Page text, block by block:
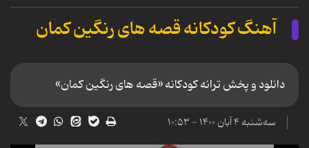
آهنگ کودکانه قصه های رنگین کمان
دانلود و پخش ترانه کودکانه «قصه های رنگین کمان»
سه‌شنبه ۴ آبان ۱۴۰۰ - ۱۰:۵۳